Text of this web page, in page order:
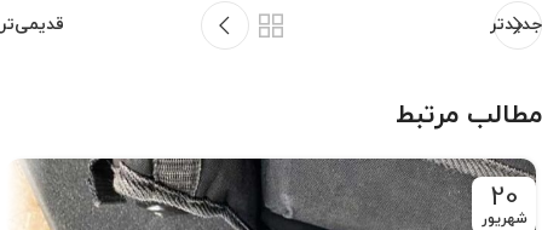
جدیدتر قدیمی‌تر
مطالب مرتبط
20
شهریور